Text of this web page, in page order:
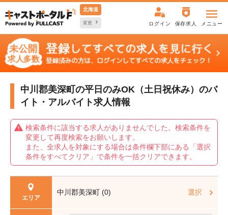
北海道
変更 ログイン 保存求人 メニュー
中川郡美深町の平日のみOK（土日祝休み）のバ
イト・アルバイト求人情報
検索条件に該当する求人がありませんでした。検索条件を
変更して再度検索をお願いします。
また、全求人を対象にする場合は条件欄下部にある「選択
条件をすべてクリア」で条件を一括クリアできます。
エリア
中川郡美深町 (0) 選択